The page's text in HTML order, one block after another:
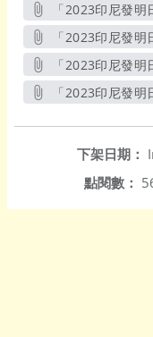
「2023印尼發
「2023印尼發
「2023印尼發
「2023印尼發
下架日期：
點閱數：